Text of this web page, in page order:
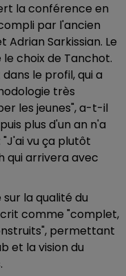
la conférence en
par l'ancien
Sarkissian. Le
choix de Tanchot.
le profil, qui a
très
les jeunes", a-t-il
plus d'un an n'a
vu ça plutôt
qui arrivera avec
la qualité du
comme "complet,
permettant
et la vision du